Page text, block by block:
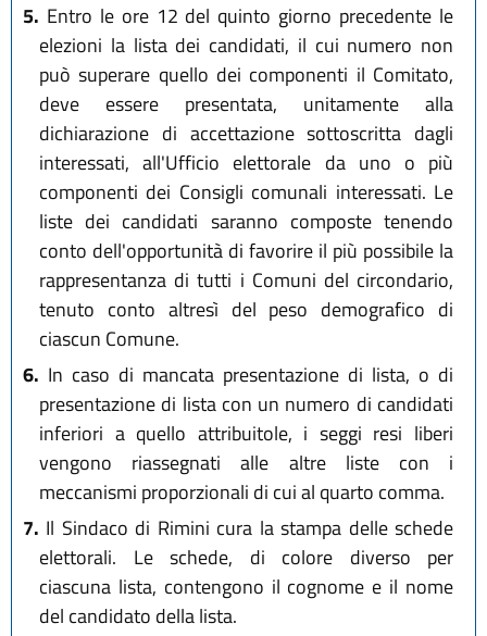
5. Entro le ore 12 del quinto giorno precedente le
elezioni la lista dei candidati, il cui numero non
può superare quello dei componenti il Comitato,
deve essere presentata, unitamente alla
dichiarazione di accettazione sottoscritta dagli
interessati, all'Ufficio elettorale da uno o più
componenti dei Consigli comunali interessati. Le
liste dei candidati saranno composte tenendo
conto dell'opportunità di favorire il più possibile la
rappresentanza di tutti i Comuni del circondario,
tenuto conto altresì del peso demografico di
ciascun Comune.
6. In caso di mancata presentazione di lista, o di
presentazione di lista con un numero di candidati
inferiori a quello attribuitole, i seggi resi liberi
vengono riassegnati alle altre liste con i
meccanismi proporzionali di cui al quarto comma.
7. Il Sindaco di Rimini cura la stampa delle schede
elettorali. Le schede, di colore diverso per
ciascuna lista, contengono il cognome e il nome
del candidato della lista.